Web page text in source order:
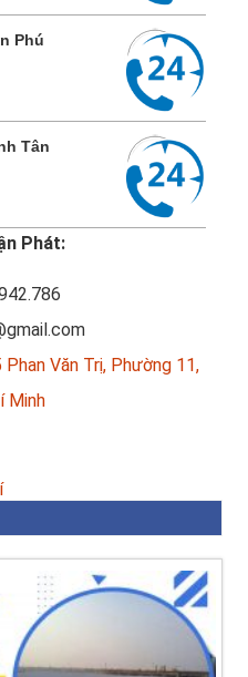
Phú
Tân
Phát:
Văn Trị, Phường 11,
Minh